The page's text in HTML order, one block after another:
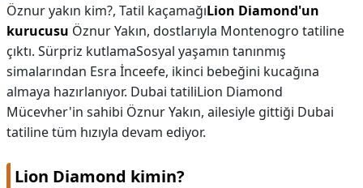
Öznur yakın kim?, Tatil kaçamağıLion Diamond'un
kurucusu Öznur Yakın, dostlarıyla Montenogro tatiline
çıktı. Sürpriz kutlamaSosyal yaşamın tanınmış
simalarından Esra İnceefe, ikinci bebeğini kucağına
almaya hazırlanıyor. Dubai tatiliLion Diamond
Mücevher'in sahibi Öznur Yakın, ailesiyle gittiği Dubai
tatiline tüm hızıyla devam ediyor.
Lion Diamond kimin?